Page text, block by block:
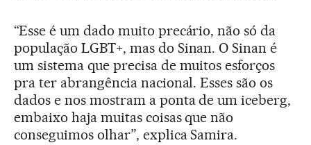
“Esse é um dado muito precário, não só da
população LGBT+, mas do Sinan. O Sinan é
um sistema que precisa de muitos esforços
pra ter abrangência nacional. Esses são os
dados e nos mostram a ponta de um iceberg,
embaixo haja muitas coisas que não
conseguimos olhar”, explica Samira.